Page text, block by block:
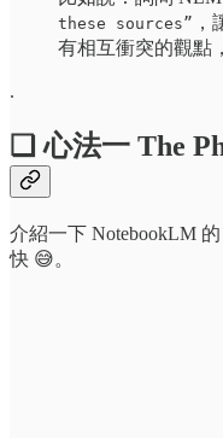
these sources”
有相互衝突的觀點
.
❏ 心法一 The
介紹一下 NotebookLM
快 😅。